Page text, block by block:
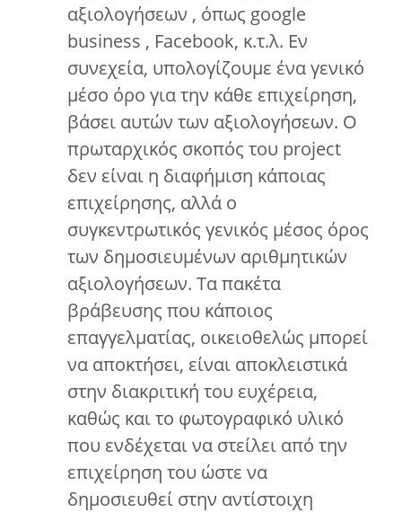
αξιολογήσεων , όπως google
business , Facebook, κ.τ.λ. Εν
συνεχεία, υπολογίζουμε ένα γενικό
μέσο όρο για την κάθε επιχείρηση,
βάσει αυτών των αξιολογήσεων. Ο
πρωταρχικός σκοπός του project
δεν είναι η διαφήμιση κάποιας
επιχείρησης, αλλά ο
συγκεντρωτικός γενικός μέσος όρος
των δημοσιευμένων αριθμητικών
αξιολογήσεων. Τα πακέτα
βράβευσης που κάποιος
επαγγελματίας, οικειοθελώς μπορεί
να αποκτήσει, είναι αποκλειστικά
στην διακριτική του ευχέρεια,
καθώς και το φωτογραφικό υλικό
που ενδέχεται να στείλει από την
επιχείρηση του ώστε να
δημοσιευθεί στην αντίστοιχη